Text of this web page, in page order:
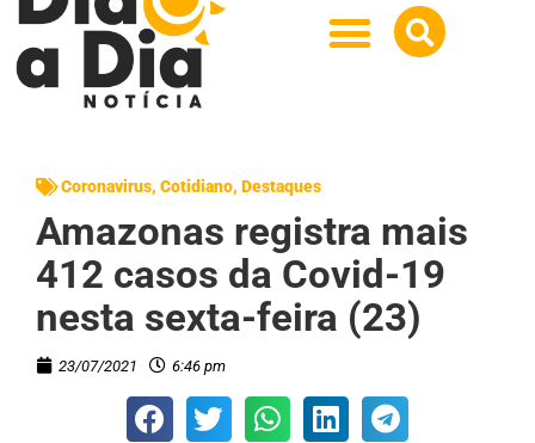
Coronavirus, Cotidiano, Destaques
Amazonas registra mais
412 casos da Covid-19
nesta sexta-feira (23)
23/07/2021 6:46 pm